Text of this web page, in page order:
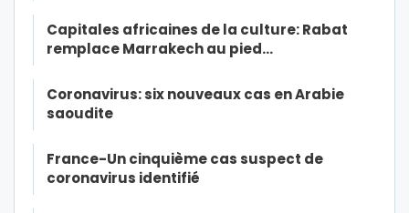
Capitales africaines de la culture: Rabat
remplace Marrakech au pied…
Coronavirus: six nouveaux cas en Arabie
saoudite
France-Un cinquième cas suspect de
coronavirus identifié